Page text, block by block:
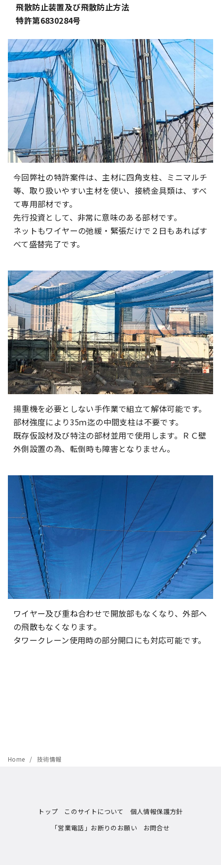
飛散防止装置及び飛散防止方法
特許第6830284号
今回弊社の特許案件は、主材に四角支柱、ミニマルチ
等、取り扱いやすい主材を使い、接続金具類は、すべ
て専用部材です。
先行投資として、非常に意味のある部材です。
ネットもワイヤーの弛緩・緊張だけで２日もあればす
べて盛替完了です。
揚重機を必要としない手作業で組立て解体可能です。
部材強度により35ｍ迄の中間支柱は不要です。
既存仮設材及び特注の部材並用で使用します。ＲＣ壁
外側設置の為、転倒時も障害となりません。
ワイヤー及び重ね合わせで開放部もなくなり、外部へ
の飛散もなくなります。
タワークレーン使用時の部分開口にも対応可能です。
Home 技術情報
トップ このサイトについて
個人情報保護方針
「営業電話」お断りのお願い
お問合せ